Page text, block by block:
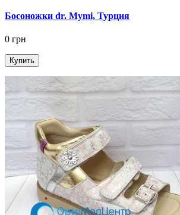
Босоножки dr. Mymi, Турция
0 грн
Купить